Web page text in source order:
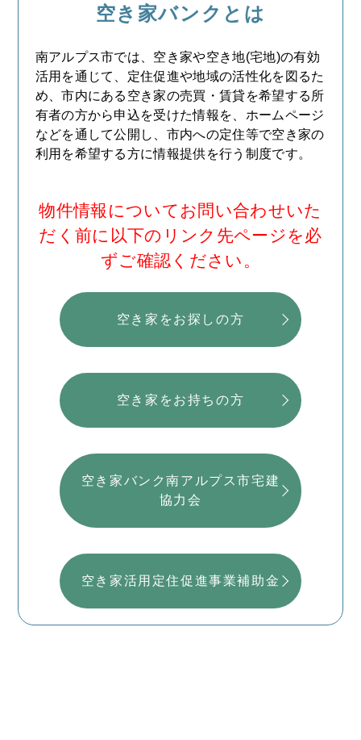
空き家バンクとは
南アルプス市では、空き家や空き地(宅地)の有効
活用を通じて、定住促進や地域の活性化を図るた
め、市内にある空き家の売買・賃貸を希望する所
有者の方から申込を受けた情報を、ホームページ
などを通して公開し、市内への定住等で空き家の
利用を希望する方に情報提供を行う制度です。
物件情報についてお問い合わせいた
だく前に以下のリンク先ページを必
ずご確認ください。
空き家をお探しの方
空き家をお持ちの方
空き家バンク南アルプス市宅建
協力会
空き家活用定住促進事業補助金